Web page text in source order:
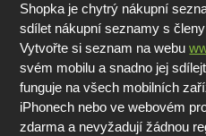
Shopka je chytrý nákupní
sdílet nákupní seznamy s
Vytvořte si seznam na webu
svém mobilu a snadno jej
funguje na všech mobilních
iPhonech nebo ve webovém
zdarma a nevyžadují žádnou